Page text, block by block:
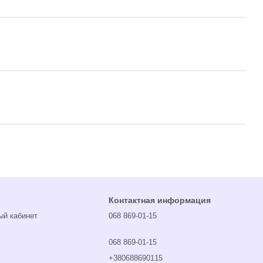
кабинет
Контактная информация
068 869-01-15
068 869-01-15
+380688690115